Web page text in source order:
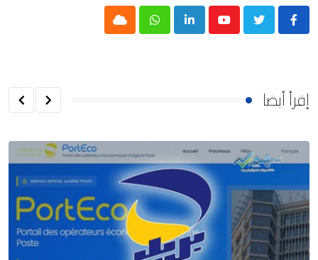
Youtube
LinkedIn
Whatsapp
Cloud
إقرأ أيضا